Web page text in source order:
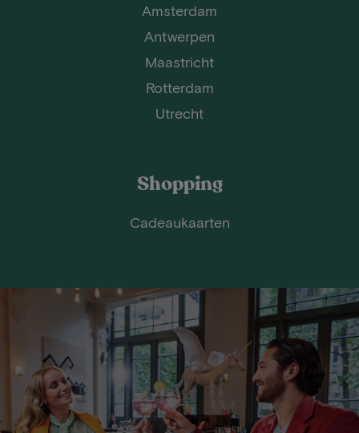
Amsterdam
Antwerpen
Maastricht
Rotterdam
Utrecht
Shopping
Cadeaukaarten